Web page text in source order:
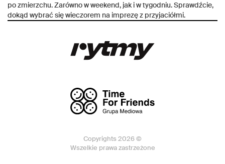
po zmierzchu. Zarówno w weekend, jak i w tygodniu. Sprawdźcie,
dokąd wybrać się wieczorem na imprezę z przyjaciółmi.
Copyrights 2026 ©
Wszelkie prawa zastrzeżone